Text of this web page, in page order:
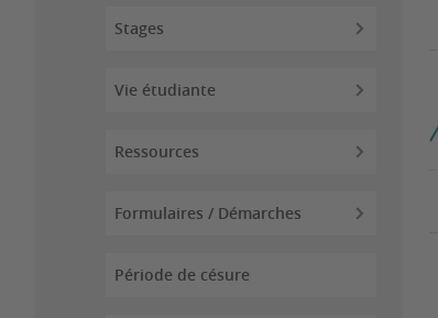
Stages
Vie étudiante
Ressources
Formulaires / Démarches
Période de césure